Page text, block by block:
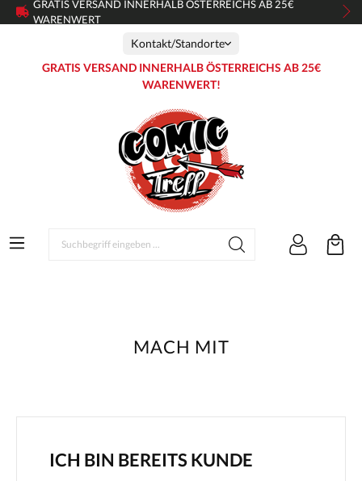
GRATIS VERSAND INNERHALB ÖSTERREICHS AB 25€
WARENWERT
Kontakt/Standorte
GRATIS VERSAND INNERHALB ÖSTERREICHS AB 25€
WARENWERT!
MACH MIT
ICH BIN BEREITS KUNDE